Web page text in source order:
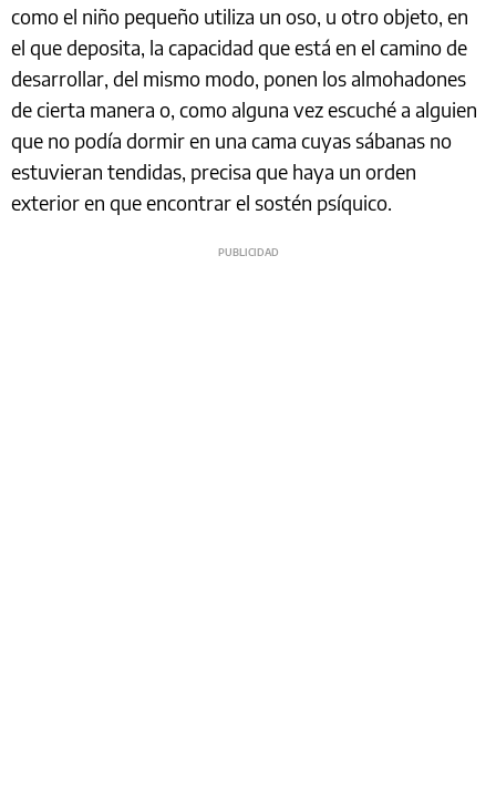
como el niño pequeño utiliza un oso, u otro objeto, en
el que deposita, la capacidad que está en el camino de
desarrollar, del mismo modo, ponen los almohadones
de cierta manera o, como alguna vez escuché a alguien
que no podía dormir en una cama cuyas sábanas no
estuvieran tendidas, precisa que haya un orden
exterior en que encontrar el sostén psíquico.